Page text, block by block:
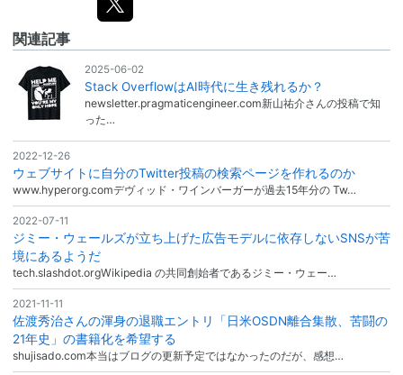
関連記事
2025-06-02
Stack OverflowはAI時代に生き残れるか？
newsletter.pragmaticengineer.com新山祐介さんの投稿で知
った…
2022-12-26
ウェブサイトに自分のTwitter投稿の検索ページを作れるのか
www.hyperorg.comデヴィッド・ワインバーガーが過去15年分の Tw…
2022-07-11
ジミー・ウェールズが立ち上げた広告モデルに依存しないSNSが苦
境にあるようだ
tech.slashdot.orgWikipedia の共同創始者であるジミー・ウェー…
2021-11-11
佐渡秀治さんの渾身の退職エントリ「日米OSDN離合集散、苦闘の
21年史」の書籍化を希望する
shujisado.com本当はブログの更新予定ではなかったのだが、感想…